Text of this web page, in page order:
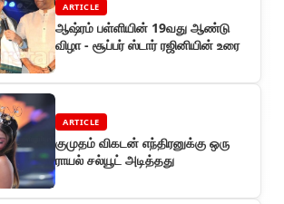
ARTICLE
ஆஷ்ரம் பள்ளியின் 19வது ஆண்டு
விழா - சூப்பர் ஸ்டார் ரஜினியின் உரை
ARTICLE
குமுதம் விகடன் எந்திரனுக்கு ஒரு
ராயல் சல்யூட் அடித்தது